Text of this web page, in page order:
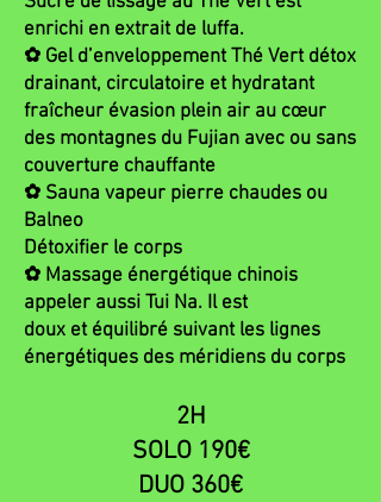
enrichi en extrait de luffa.
✿ Gel d’enveloppement Thé Vert détox
drainant, circulatoire et hydratant
fraîcheur évasion plein air au cœur
des montagnes du Fujian avec ou sans
couverture chauffante
✿ Sauna vapeur pierre chaudes ou
Balneo
Détoxifier le corps
✿ Massage énergétique chinois
appeler aussi Tui Na. Il est
doux et équilibré suivant les lignes
énergétiques des méridiens du corps
2H
SOLO 190€
DUO 360€